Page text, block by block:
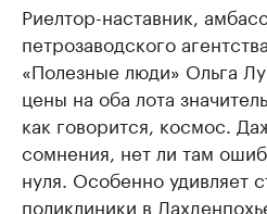
Риелтор-наставник,
петрозаводского
«Полезные люди» Ольга
цены на оба лота
как говорится, космос.
сомнения, нет ли там
нуля. Особенно удивляет
поликлиники в